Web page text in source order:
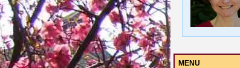
MENU